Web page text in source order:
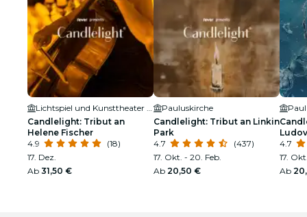
Candlelight: Tribut an
Helene Fischer
4.9
(18)
17. Dez.
Ab 31,50 €
Pauluskirche
Candlelight: Tribut an Linkin
Park
4.7
(437)
17. Okt. - 20. Feb.
Ab 20,50 €
4.7
17.
Ab